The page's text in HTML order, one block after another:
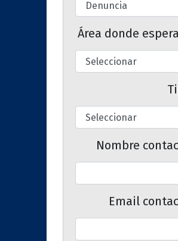
Área donde
Nombre
Email